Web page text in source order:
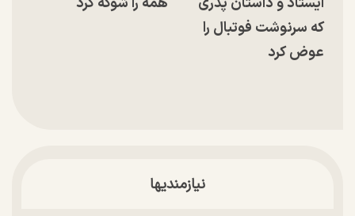
که سرنوشت فوتبال را
عوض کرد
نیازمندیها